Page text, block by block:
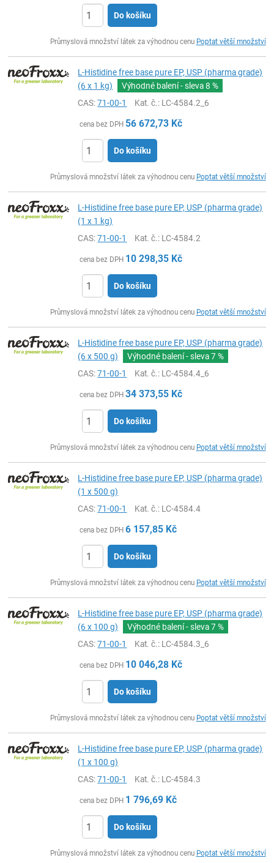
Do košíku
Průmyslová množství látek za výhodnou cenu Poptat větší množství
L-Histidine free base pure EP, USP (pharma grade)
(6 x 1 kg)
Výhodné balení - sleva8 %
CAS:71-00-1 Kat. č.: LC-4584.2_6
cena bez DPH 56 672,73 Kč
Do košíku
Průmyslová množství látek za výhodnou cenu Poptat větší množství
L-Histidine free base pure EP, USP (pharma grade)
(1 x 1 kg)
CAS:71-00-1 Kat. č.: LC-4584.2
cena bez DPH 10 298,35 Kč
Do košíku
Průmyslová množství látek za výhodnou cenu Poptat větší množství
L-Histidine free base pure EP, USP (pharma grade)
(6 x 500 g)
Výhodné balení - sleva7 %
CAS:71-00-1 Kat. č.: LC-4584.4_6
cena bez DPH 34 373,55 Kč
Do košíku
Průmyslová množství látek za výhodnou cenu Poptat větší množství
L-Histidine free base pure EP, USP (pharma grade)
(1 x 500 g)
CAS:71-00-1 Kat. č.: LC-4584.4
cena bez DPH 6 157,85 Kč
Do košíku
Průmyslová množství látek za výhodnou cenu Poptat větší množství
L-Histidine free base pure EP, USP (pharma grade)
(6 x 100 g)
Výhodné balení - sleva7 %
CAS:71-00-1 Kat. č.: LC-4584.3_6
cena bez DPH 10 046,28 Kč
Do košíku
Průmyslová množství látek za výhodnou cenu Poptat větší množství
L-Histidine free base pure EP, USP (pharma grade)
(1 x 100 g)
CAS:71-00-1 Kat. č.: LC-4584.3
cena bez DPH 1 796,69 Kč
Do košíku
Průmyslová množství látek za výhodnou cenu Poptat větší množství